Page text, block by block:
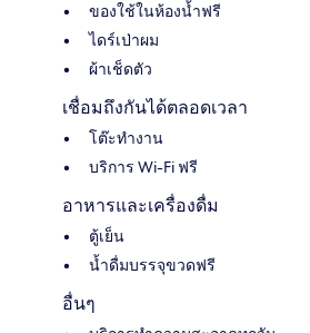
ของใช้ในห้องน้ำฟรี
ไดร์เป่าผม
ผ้าเช็ดตัว
เชื่อมถึงกันได้ตลอดเวลา
โต๊ะทำงาน
บริการ Wi-Fi ฟรี
อาหารและเครื่องดื่ม
ตู้เย็น
น้ำดื่มบรรจุขวดฟรี
อื่นๆ